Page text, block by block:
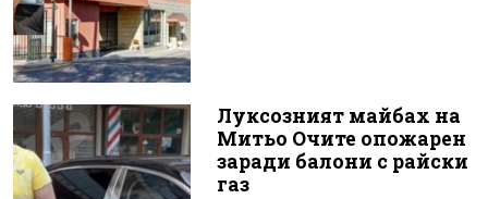
Луксозният майбах на
Митьо Очите опожарен
заради балони с райски
газ